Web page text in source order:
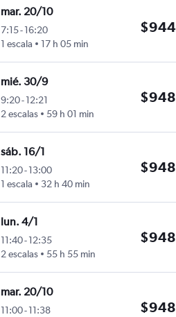
mar. 20/10
7:15-16:20
1 escala
17 h 05 min
$944
mié. 30/9
9:20-12:21
2 escalas
59 h 01 min
$948
sáb. 16/1
11:20-13:00
1 escala
32 h 40 min
$948
lun. 4/1
11:40-12:35
2 escalas
55 h 55 min
$948
mar. 20/10
11:00-11:38
$948